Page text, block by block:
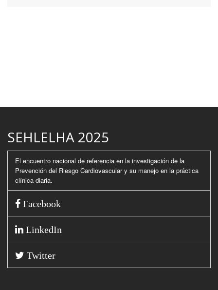
SEHLELHA 2025
El encuentro nacional de referencia en la investigación de la
Prevención del Riesgo Cardiovascular y su manejo en la práctica
clínica diaria.
Facebook
LinkedIn
Twitter